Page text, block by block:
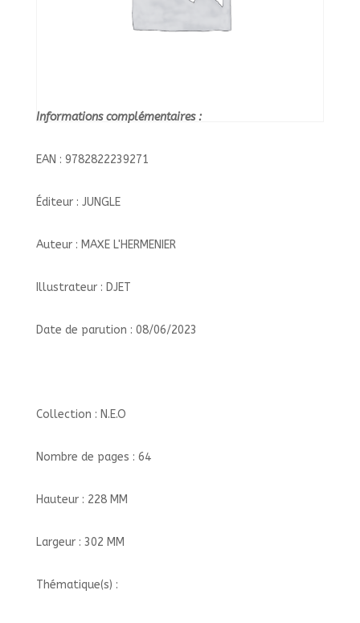
Informations complémentaires :
EAN : 9782822239271
Éditeur : JUNGLE
Auteur : MAXE L'HERMENIER
Illustrateur : DJET
Date de parution : 08/06/2023
Collection : N.E.O
Nombre de pages : 64
Hauteur : 228 MM
Largeur : 302 MM
Thématique(s) :